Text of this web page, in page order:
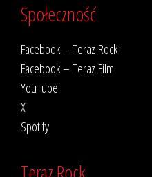
Społeczność
Facebook – Teraz Rock
Facebook – Teraz Film
YouTube
X
Spotify